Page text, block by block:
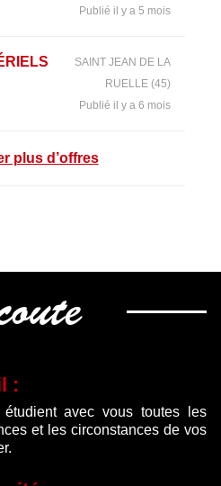
Publié il y a 5 mois
SAINT JEAN DE LA
RUELLE (45)
Publié il y a 6 mois
plus d’offres
:
avec vous toutes les
et les circonstances de vos